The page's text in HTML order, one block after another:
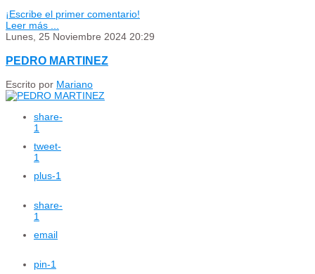
¡Escribe el primer comentario!
Leer más ...
Lunes, 25 Noviembre 2024 20:29
PEDRO MARTINEZ
Escrito por Mariano
share-
1
tweet-
1
plus-1
share-
1
email
pin-1